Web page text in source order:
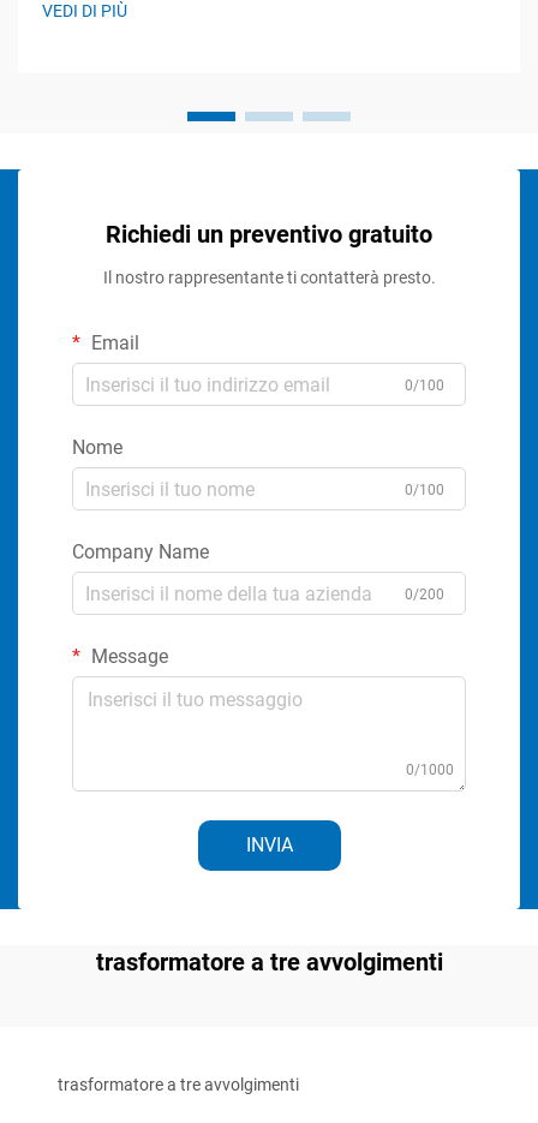
VEDI DI PIÙ
Richiedi un preventivo gratuito
Il nostro rappresentante ti contatterà presto.
Email
0/100
Nome
0/100
Company Name
0/200
Message
0/1000
INVIA
trasformatore a tre avvolgimenti
trasformatore a tre avvolgimenti